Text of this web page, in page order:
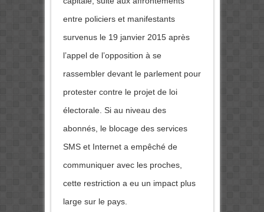
entre policiers et manifestants
survenus le 19 janvier 2015 après
l’appel de l’opposition à se
rassembler devant le parlement pour
protester contre le projet de loi
électorale. Si au niveau des
abonnés, le blocage des services
SMS et Internet a empêché de
communiquer avec les proches,
cette restriction a eu un impact plus
large sur le pays.